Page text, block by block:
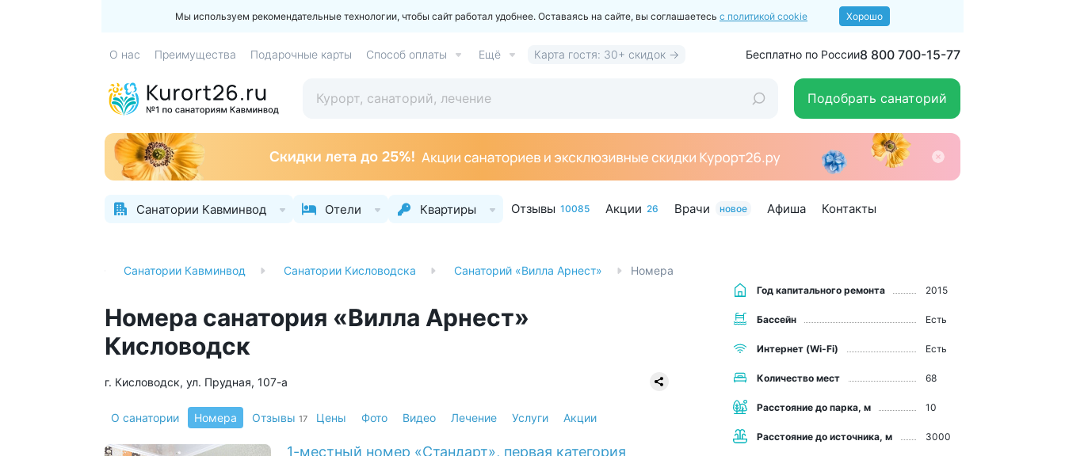
Мы используем рекомендательные технологии, чтобы сайт работал удобнее. Оставаясь на сайте, вы соглашаетесь с политикой cookie Хорошо
О нас Преимущества Подарочные карты Способ оплаты Ещё Карта гостя: 30+ скидок → Бесплатно по России8 800 700-15-77
Подобрать санаторий
Санатории Кавминвод Отели Квартиры Отзывы 10085 Акции 26 Врачи новое Афиша Контакты
Санатории Кавминвод Санатории Кисловодска Санаторий «Вилла Арнест» Номера
Номера санатория «Вилла Арнест»
Кисловодск
г. Кисловодск, ул. Прудная, 107-а
О санатории Номера Отзывы 17 Цены Фото Видео Лечение Услуги Акции
1-местный номер «Стандарт», первая категория
Год капитального ремонта 2015
Бассейн Есть
Интернет (Wi-Fi) Есть
Количество мест 68
Расстояние до парка, м 10
Расстояние до источника, м 3000